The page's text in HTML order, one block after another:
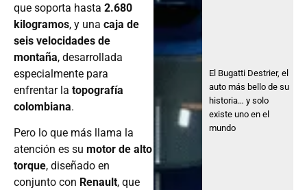
que soporta hasta 2.680
kilogramos, y una caja de
seis velocidades de
montaña, desarrollada
especialmente para
enfrentar la topografía
colombiana.
Pero lo que más llama la
atención es su motor de alto
torque, diseñado en
conjunto con Renault, que
El Bugatti Destrier, el
auto más bello de su
historia… y solo
existe uno en el
mundo